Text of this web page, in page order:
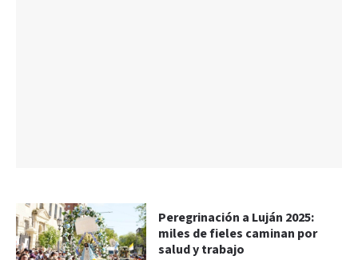
Peregrinación a Luján 2025:
miles de fieles caminan por
salud y trabajo